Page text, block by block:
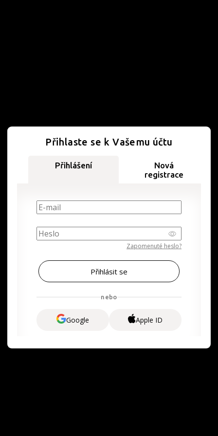
Přihlaste se k Vašemu účtu
Přihlášení
Nová
registrace
Zapomenuté heslo?
nebo
Google Apple ID